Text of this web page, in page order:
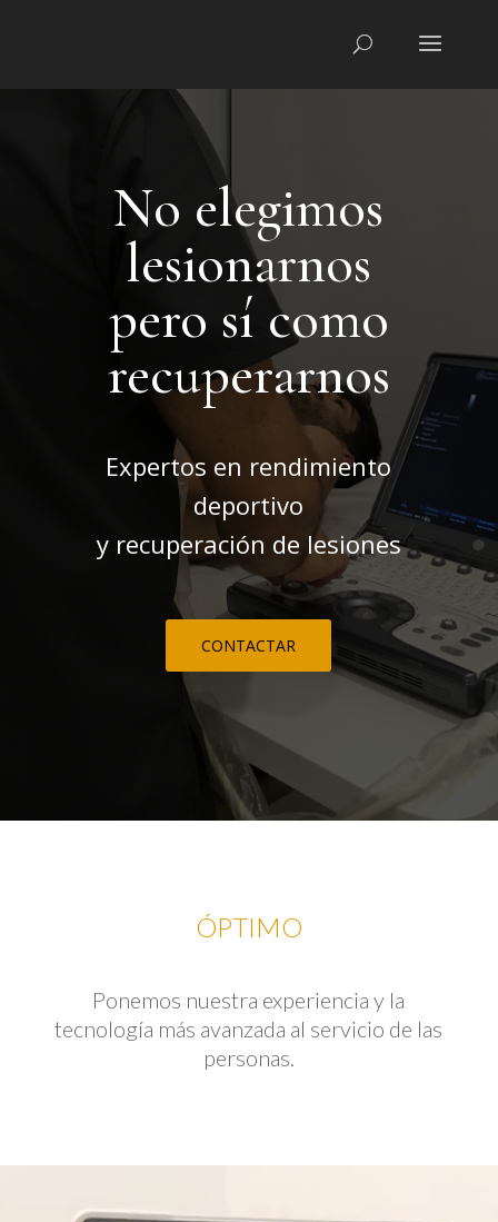
No elegimos
lesionarnos
pero sí como
recuperarnos
Expertos en rendimiento
deportivo
y recuperación de lesiones
CONTACTAR
ÓPTIMO
Ponemos nuestra experiencia y la
tecnología más avanzada al servicio de las
personas.